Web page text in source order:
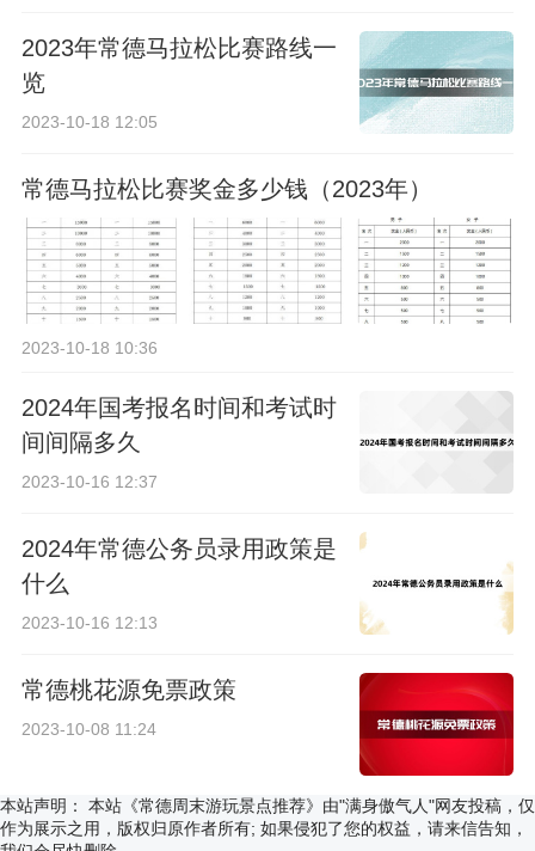
2023年常德马拉松比赛路线一
览
2023-10-18 12:05
常德马拉松比赛奖金多少钱（2023年）
2023-10-18 10:36
2024年国考报名时间和考试时
间间隔多久
2023-10-16 12:37
2024年常德公务员录用政策是
什么
2023-10-16 12:13
常德桃花源免票政策
2023-10-08 11:24
本站声明：
本站《常德周末游玩景点推荐》由"满身傲气人"网友投稿，仅
作为展示之用，版权归原作者所有; 如果侵犯了您的权益，请来信告知，